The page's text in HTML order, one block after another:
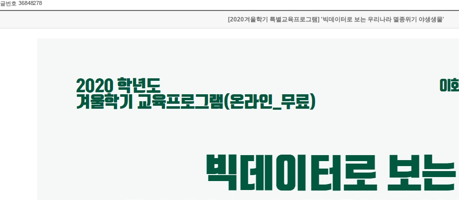
글번호 36848278
[2020겨울학기 특별교육프로그램] '빅데이터로 보는 우리나라 멸종위기 야생생물'